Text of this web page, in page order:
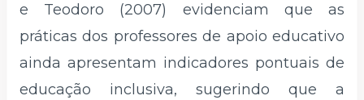
e Teodoro (2007) evidenciam que as
práticas dos professores de apoio educativo
ainda apresentam indicadores pontuais de
educação inclusiva, sugerindo que a